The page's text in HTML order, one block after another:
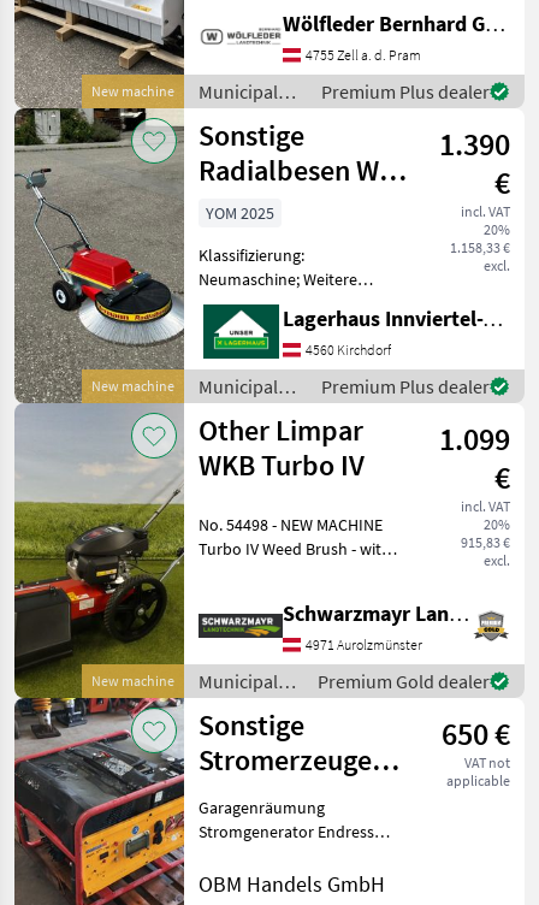
New machine
Schlegel - ca. 920 kg -
Getriebe mit
Freilaufkupplung -
Hydraulische
Seitenverschiebung: 400
mm
Wölfleder Bernhard GmbH
4755 Zell a. d. Pram
Municipal
equipment /
Fliegl
Premium Plus dealer
New machine
Sonstige
Radialbesen WR
870
1.390
€
incl. VAT
20%
1.158,33 €
excl.
YOM 2025
Klassifizierung:
Neumaschine; Weitere
Maschinenmerkmale: -
Arbeitsbreite 870mm -
Stützräder - Rechts- &
Linkslauf - Sicherung -
Dauerladegerät - inkl.
Ladegerät - au
Lagerhaus Innviertel-Traunviertel-Urfahr eGen, Kirchdorf
4560 Kirchdorf
Municipal
equipment /
Sonstige
Premium Plus dealer
New machine
Other Limpar
WKB Turbo IV
1.099
€
incl. VAT
20%
915,83 €
excl.
No. 54498 - NEW MACHINE
Turbo IV Weed Brush - with
wire braids via quick-change
fasteners - with automatic
ground
Schwarzmayr Landtechnik GmbH - Aurolzmünster
4971 Aurolzmünster
Municipal
equipment /
Sonstige
Premium Gold dealer
Sonstige
Stromerzeuger
Endress Benzin
650 €
VAT not
applicable
Garagenräumung
Stromgenerator Endress
Volt Benzin leider Motor
OBM Handels GmbH